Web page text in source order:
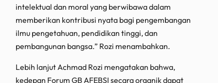
intelektual dan moral yang berwibawa dalam
memberikan kontribusi nyata bagi pengembangan
ilmu pengetahuan, pendidikan tinggi, dan
pembangunan bangsa.” Rozi menambahkan.
Lebih lanjut Achmad Rozi mengatakan bahwa,
kedepan Forum GB AFEBSI secara organik dapat